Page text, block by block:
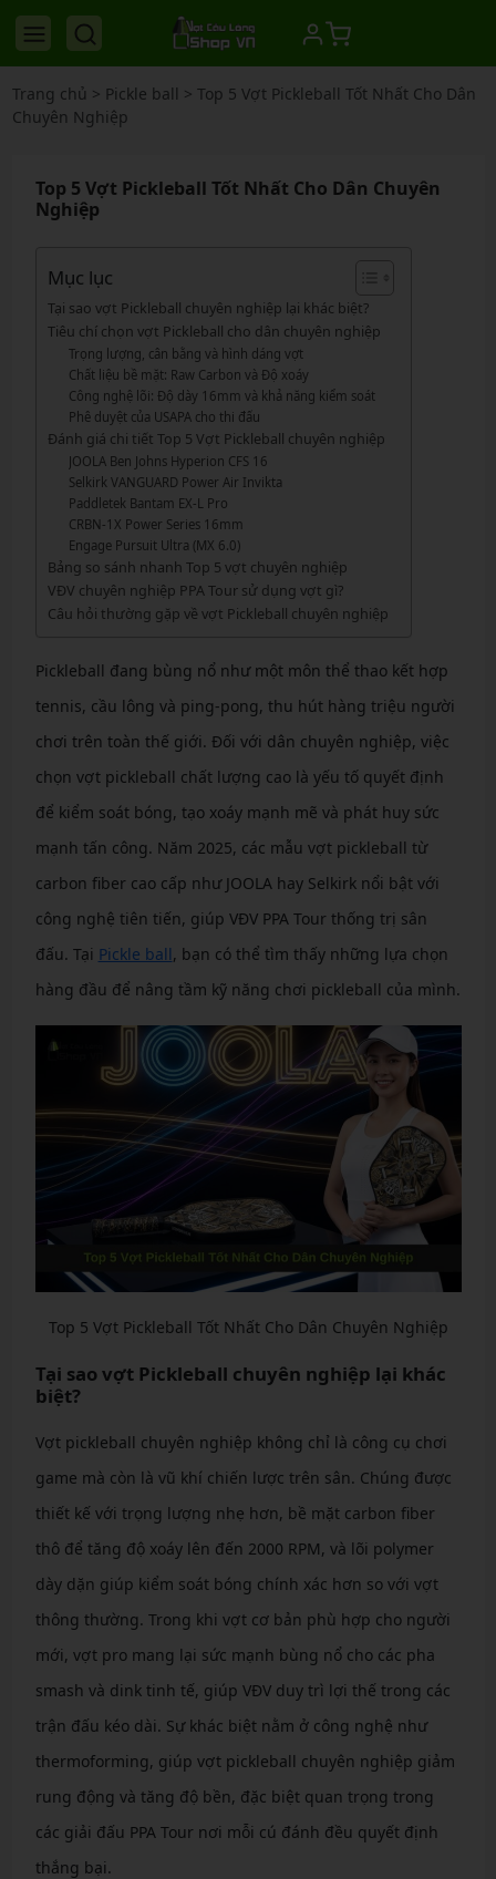
Trang chủ > Pickle ball > Top 5 Vợt Pickleball Tốt Nhất Cho Dân
Chuyên Nghiệp
Top 5 Vợt Pickleball Tốt Nhất Cho Dân Chuyên
Nghiệp
Mục lục
Tại sao vợt Pickleball chuyên nghiệp lại khác biệt?
Tiêu chí chọn vợt Pickleball cho dân chuyên nghiệp
Trọng lượng, cân bằng và hình dáng vợt
Chất liệu bề mặt: Raw Carbon và Độ xoáy
Công nghệ lõi: Độ dày 16mm và khả năng kiểm soát
Phê duyệt của USAPA cho thi đấu
Đánh giá chi tiết Top 5 Vợt Pickleball chuyên nghiệp
JOOLA Ben Johns Hyperion CFS 16
Selkirk VANGUARD Power Air Invikta
Paddletek Bantam EX-L Pro
CRBN-1X Power Series 16mm
Engage Pursuit Ultra (MX 6.0)
Bảng so sánh nhanh Top 5 vợt chuyên nghiệp
VĐV chuyên nghiệp PPA Tour sử dụng vợt gì?
Câu hỏi thường gặp về vợt Pickleball chuyên nghiệp
Pickleball đang bùng nổ như một môn thể thao kết hợp
tennis, cầu lông và ping-pong, thu hút hàng triệu người
chơi trên toàn thế giới. Đối với dân chuyên nghiệp, việc
chọn vợt pickleball chất lượng cao là yếu tố quyết định
để kiểm soát bóng, tạo xoáy mạnh mẽ và phát huy sức
mạnh tấn công. Năm 2025, các mẫu vợt pickleball từ
carbon fiber cao cấp như JOOLA hay Selkirk nổi bật với
công nghệ tiên tiến, giúp VĐV PPA Tour thống trị sân
đấu. Tại Pickle ball, bạn có thể tìm thấy những lựa chọn
hàng đầu để nâng tầm kỹ năng chơi pickleball của mình.
Top 5 Vợt Pickleball Tốt Nhất Cho Dân Chuyên Nghiệp
Tại sao vợt Pickleball chuyên nghiệp lại khác
biệt?
Vợt pickleball chuyên nghiệp không chỉ là công cụ chơi
game mà còn là vũ khí chiến lược trên sân. Chúng được
thiết kế với trọng lượng nhẹ hơn, bề mặt carbon fiber
thô để tăng độ xoáy lên đến 2000 RPM, và lõi polymer
dày dặn giúp kiểm soát bóng chính xác hơn so với vợt
thông thường. Trong khi vợt cơ bản phù hợp cho người
mới, vợt pro mang lại sức mạnh bùng nổ cho các pha
smash và dink tinh tế, giúp VĐV duy trì lợi thế trong các
trận đấu kéo dài. Sự khác biệt nằm ở công nghệ như
thermoforming, giúp vợt pickleball chuyên nghiệp giảm
rung động và tăng độ bền, đặc biệt quan trọng trong
các giải đấu PPA Tour nơi mỗi cú đánh đều quyết định
thắng bại.